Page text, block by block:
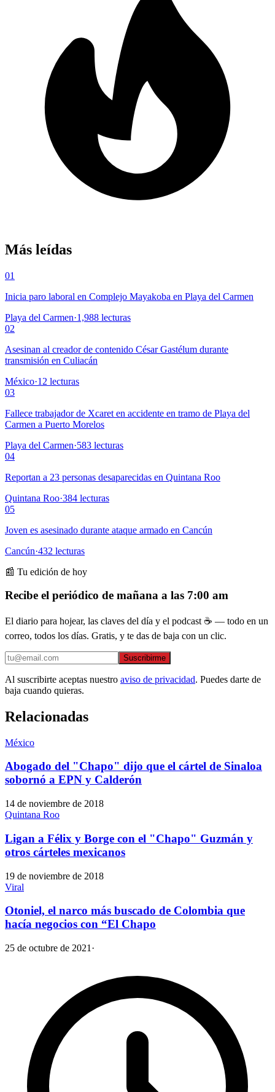
Más leídas
01
Inicia paro laboral en Complejo Mayakoba en Playa del Carmen
Playa del Carmen·1,988 lecturas
02
Asesinan al creador de contenido César Gastélum durante
transmisión en Culiacán
México·12 lecturas
03
Fallece trabajador de Xcaret en accidente en tramo de Playa del
Carmen a Puerto Morelos
Playa del Carmen·583 lecturas
04
Reportan a 23 personas desaparecidas en Quintana Roo
Quintana Roo·384 lecturas
05
Joven es asesinado durante ataque armado en Cancún
Cancún·432 lecturas
📰 Tu edición de hoy
Recibe el periódico de mañana a las 7:00 am
El diario para hojear, las claves del día y el podcast ☕ — todo en un
correo, todos los días. Gratis, y te das de baja con un clic.
Suscribirme
Al suscribirte aceptas nuestro aviso de privacidad. Puedes darte de
baja cuando quieras.
Relacionadas
México
Abogado del "Chapo" dijo que el cártel de Sinaloa
sobornó a EPN y Calderón
14 de noviembre de 2018
Quintana Roo
Ligan a Félix y Borge con el "Chapo" Guzmán y
otros cárteles mexicanos
19 de noviembre de 2018
Viral
Otoniel, el narco más buscado de Colombia que
hacía negocios con “El Chapo
25 de octubre de 2021 ·